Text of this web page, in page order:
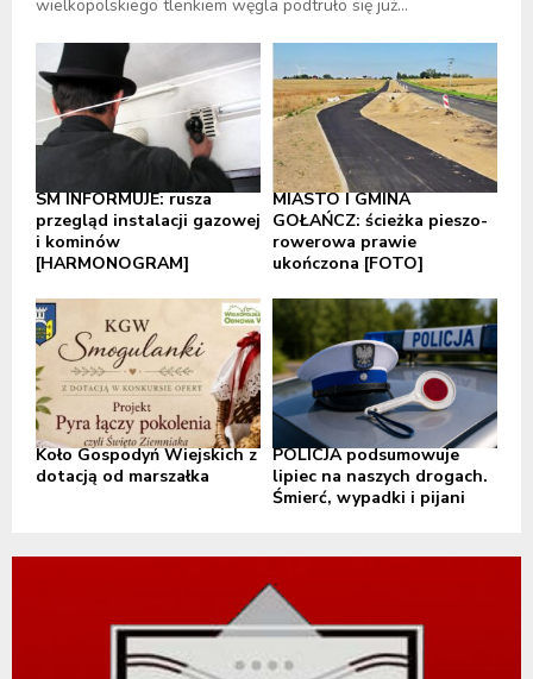
wielkopolskiego tlenkiem węgla podtruło się już...
SM INFORMUJE: rusza
przegląd instalacji gazowej
i kominów
[HARMONOGRAM]
MIASTO I GMINA
GOŁAŃCZ: ścieżka pieszo-
rowerowa prawie
ukończona [FOTO]
Koło Gospodyń Wiejskich z
dotacją od marszałka
POLICJA podsumowuje
lipiec na naszych drogach.
Śmierć, wypadki i pijani